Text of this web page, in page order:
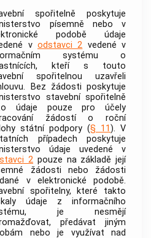
spořitelně poskytuje
písemně nebo v
podobě údaje
v odstavci 2 vedené v
systému o
kteří s touto
spořitelnou uzavřeli
Bez žádosti poskytuje
stavební spořitelně
údaje pouze pro účely
žádostí o roční
státní podpory (§ 11). V
případech poskytuje
údaje uvedené v
2 pouze na základě její
žádosti nebo žádosti
v elektronické podobě.
spořitelny, které takto
údaje z informačního
je nesmějí
předávat jiným
nebo je využívat nad